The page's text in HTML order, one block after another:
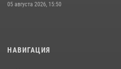
05 августа 2026, 15:50
НАВИГАЦИЯ